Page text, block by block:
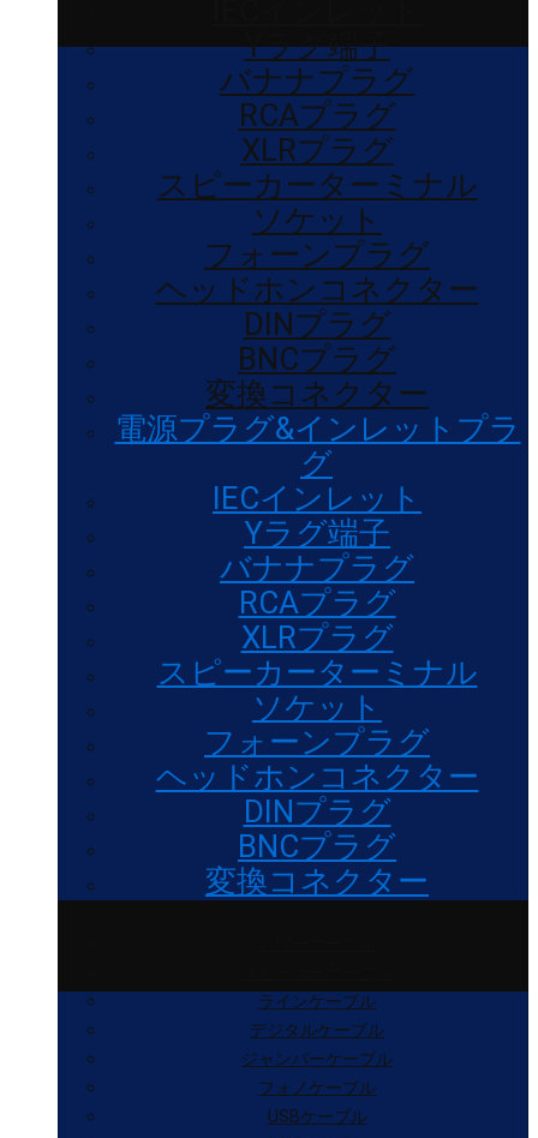
Yラグ端子
バナナプラグ
RCAプラグ
XLRプラグ
スピーカーターミナル
ソケット
フォーンプラグ
ヘッドホンコネクター
DINプラグ
BNCプラグ
変換コネクター
電源プラグ&インレットプラ
グ
IECインレット
Yラグ端子
バナナプラグ
RCAプラグ
XLRプラグ
スピーカーターミナル
ソケット
フォーンプラグ
ヘッドホンコネクター
DINプラグ
BNCプラグ
変換コネクター
ラインケーブル
デジタルケーブル
ジャンパーケーブル
フォノケーブル
USBケーブル